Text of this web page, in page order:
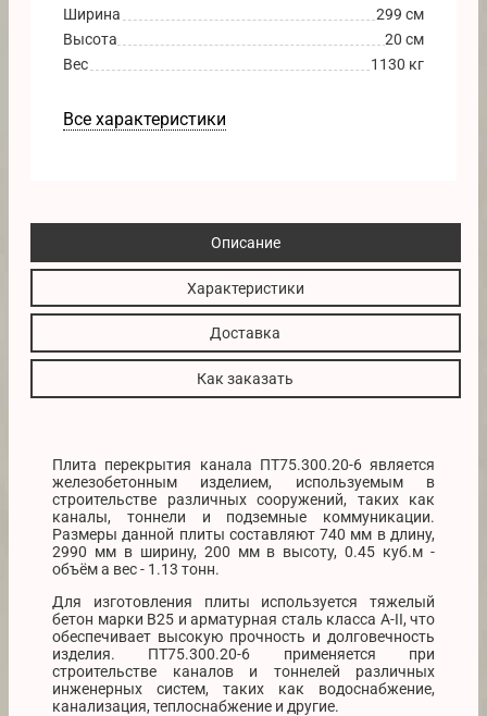
Ширина
299 см
Высота
20 см
Вес
1130 кг
Все характеристики
Описание
Характеристики
Доставка
Как заказать
Плита перекрытия канала ПТ75.300.20-6 является
железобетонным изделием, используемым в
строительстве различных сооружений, таких как
каналы, тоннели и подземные коммуникации.
Размеры данной плиты составляют 740 мм в длину,
2990 мм в ширину, 200 мм в высоту, 0.45 куб.м -
объём а вес - 1.13 тонн.
Для изготовления плиты используется тяжелый
бетон марки В25 и арматурная сталь класса А-II, что
обеспечивает высокую прочность и долговечность
изделия. ПТ75.300.20-6 применяется при
строительстве каналов и тоннелей различных
инженерных систем, таких как водоснабжение,
канализация, теплоснабжение и другие.